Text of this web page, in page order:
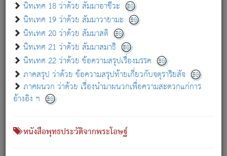
นิทเทศ 18 ว่าด้วย สัมมาอาชีวะ
นิทเทศ 19 ว่าด้วย สัมมาวายามะ
นิทเทศ 20 ว่าด้วย สัมมาสติ
นิทเทศ 21 ว่าด้วย สัมมาสมาธิ
นิทเทศ 22 ว่าด้วย ข้อความสรุปเรื่องมรรค
ภาคสรุป ว่าด้วย ข้อความสรุปท้ายเกี่ยวกับจตุราริยสัจ
ภาคผนวก ว่าด้วย เรื่องนำมาผนวกเพื่อความสะดวกแก่การ
อ้างอิง ฯ
หนังสือพุทธประวัติจากพระโอษฐ์
หนังสือที่เกี่ยวข้อง